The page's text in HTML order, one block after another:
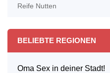
Reife Nutten
BELIEBTE REGIONEN
Oma Sex in deiner Stadt!